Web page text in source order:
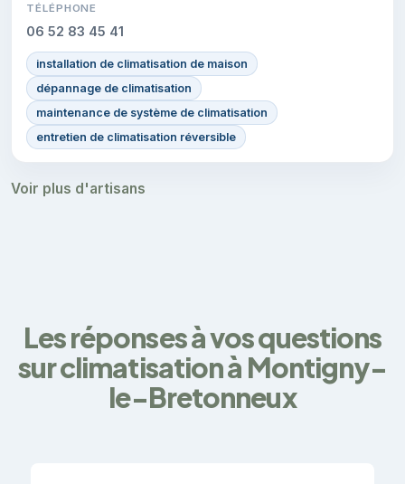
TÉLÉPHONE
06 52 83 45 41
installation de climatisation de maison
dépannage de climatisation
maintenance de système de climatisation
entretien de climatisation réversible
Voir plus d'artisans
Les réponses à vos questions
sur climatisation à Montigny-
le-Bretonneux